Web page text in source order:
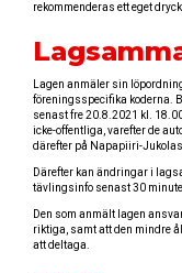
rekommenderas ett eget
Lagen anmäler sin
föreningsspecifika koderna.
senast fre 20.8.2021 kl.
icke-offentliga, varefter de
därefter på Napapiiri-
Därefter kan ändringar i
tävlingsinfo senast 30
Den som anmält lagen
riktiga, samt att den mindre
att deltaga.